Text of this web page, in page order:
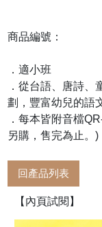
商品編號：
．適小班
．從台語、唐詩、
劃，豐富幼兒的語
．每本皆附音檔
另購，售完為止。)
回產品列表
【內頁試閱】